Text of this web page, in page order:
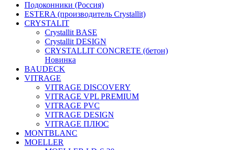
Подоконники (Россия)
ESTERA (производитель Crystallit)
CRYSTALIT
Crystallit BASE
Crystallit DESIGN
CRYSTALLIT CONCRETE (бетон)
Новинка
BAUDECK
VITRAGE
VITRAGE DISCOVERY
VITRAGE VPL PREMIUM
VITRAGE PVC
VITRAGE DESIGN
VITRAGE ПЛЮС
MONTBLANC
MOELLER